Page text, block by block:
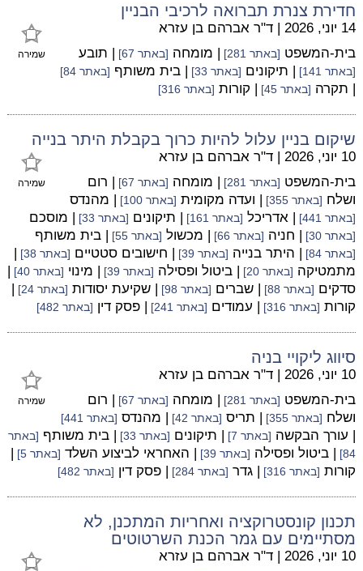
חדירת צנרת תברואה לרכיבי הבניין
שמירה
14 יוני, 2026 | ד"ר אברהם בן עזרא
בית-המשפט [באתר 281] | מומחה [באתר 67] | תובע
[באתר 141] | תיקונים [באתר 33] | בית משותף [באתר 84]
| תקרה [באתר 45] | קורות [באתר 316]
שיקום בניין עלול להיות כרוך בקבלת היתר בנייה
שמירה
10 יוני, 2026 | ד"ר אברהם בן עזרא
בית-המשפט [באתר 281] | מומחה [באתר 67]
| רום
ושלח [באתר 355] | ועדה מקומית [באתר 100] | מהנדס
[באתר 441] | אדריכל [באתר 161] | תיקונים [באתר 33] | מוסכם
[באתר 30] | חניה [באתר 66] | מכשול [באתר 55] | בית משותף
[באתר 84] | היתר בנייה [באתר 39] | חישובים סטטיים [באתר 38]
|
מתמטיקה [באתר 20] | ביטול ופסילה [באתר 39] | מינוי [באתר 40]
|
סדקים [באתר 88] | שברים [באתר 98] | שקיעת יסודות [באתר 24]
|
קורות [באתר 316] | עמודים [באתר 241] | פסק דין [באתר 482]
סיווג ליקויי בניה
שמירה
10 יוני, 2026 | ד"ר אברהם בן עזרא
בית-המשפט [באתר 281] | מומחה [באתר 67]
| רום
ושלח [באתר 355] | תריס [באתר 42] | מהנדס [באתר 441]
| עורך הבקשה [באתר 7] | תיקונים [באתר 33] | בית משותף [באתר
84]
| ביטול ופסילה [באתר 39] | האחראי לביצוע השלד [באתר 5]
|
קורות [באתר 316] | גדר [באתר 284] | פסק דין [באתר 482]
תכנון קונסטרוקציה ואחריות המתכנן, לא
מסתיימים עם גמר הכנת השרטוטים
10 יוני, 2026 | ד"ר אברהם בן עזרא